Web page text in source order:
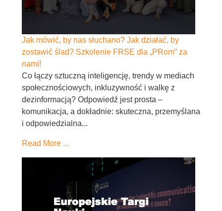
Jak mówić, by nas słuchano? Jak działać, by
zostawić ślad? Szkolenie FRSE dla „PRom” za
nami!
Co łączy sztuczną inteligencję, trendy w mediach
społecznościowych, inkluzywność i walkę z
dezinformacją? Odpowiedź jest prosta –
komunikacja, a dokładnie: skuteczna, przemyślana
i odpowiedzialna...
Read More ...